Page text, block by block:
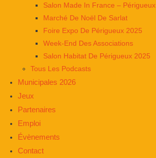
Salon Made In France – Périgueux
Marché De Noël De Sarlat
Foire Expo De Périgueux 2025
Week-End Des Associations
Salon Habitat De Périgueux 2025
Tous Les Podcasts
Municipales 2026
Jeux
Partenaires
Emploi
Évènements
Contact